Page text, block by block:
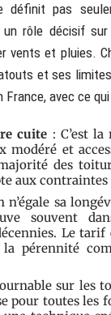
définit pas
rôle décisif
vents et pluies.
et ses
France, avec ce
cuite : C’est
modéré et
des
aux
n’égale sa
souvent
Le tarif
pérennité
sur les
pour toutes les